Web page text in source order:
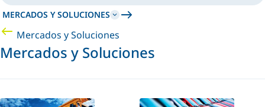
MERCADOS Y SOLUCIONES
Mercados y Soluciones
Mercados y Soluciones